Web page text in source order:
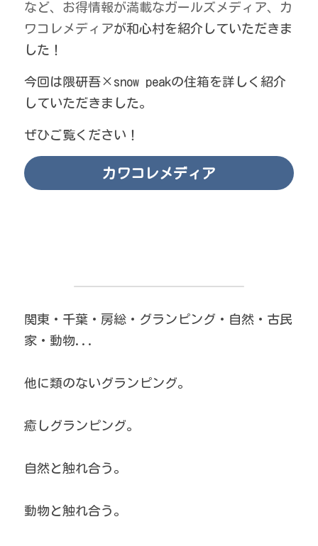
おすすめ特集
テレビ取材
メディア掲載実績
など、お得情報が満載なガールズメディア、カ
ワコレメディアが和心村を紹介していただきま
した！
今回は隈研吾×snow peakの住箱を詳しく紹介
していただきました。
ぜひご覧ください！
カワコレメディア
関東・千葉・房総・グランピング・自然・古民
家・動物...
他に類のないグランピング。
癒しグランピング。
自然と触れ合う。
動物と触れ合う。